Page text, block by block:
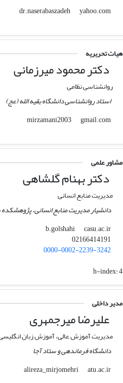
dr.naserabaszadeh
yahoo.com
هیات تحریریه
دکتر محمود میرزمانی
روانشناسی نظامی
استاد روانشناسی دانشگاه بقیه الله (عج)
mirzamani2003
gmail.com
مشاور علمی
دکتر بهنام گلشاهی
مدیریت منابع انسانی
دانشیار مدیریت منابع انسانی، پژوهشکده
b.golshahi
casu.ac.ir
0000-0002-2239-3242
h-index:4
مدیر داخلی
علیرضا میرجمهری
مدیریت آموزش عالی، آموزش زبان
دانشگاه فرماندهی و ستاد آجا
alireza_mirjomehri
atu.ac.ir